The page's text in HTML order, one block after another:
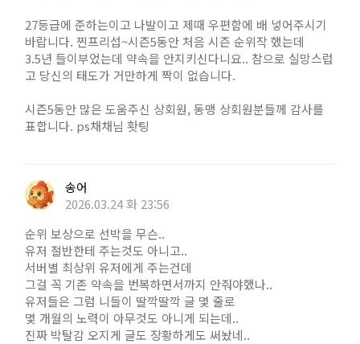
27등급에 준하는이고 나발이고 제때 우편함에 배 넣어주시기
바랍니다. 찐프리섭~시즌5동안 처음 시즌 순위작 했는데
3.5년 들이부었는데 약속을 안지키신다니요.. 참으로 실망스럽
고 당신의 태도가 거만하게 짝이 없습니다.
시즌5동안 많은 도움주신 상회원, 동맹 상회원분들께 감사를
표합니다. ps채채님 홧팅
송어
2026.03.24 화 23:56
순위 보상으로 선박을 무슨..
유저 절반한테 주는것도 아니고..
서버별 최상위 유저에게 주는건데
그걸 꼭 기존 약속을 번복하면서까지 안줘야했나..
유저들은 그럼 니들이 딸깍딸깍 글 몇 줄로
몇 개월의 노력이 아무것도 아니게 되는데..
진짜 박탈감 오지게 글도 장황하게도 써놨네..